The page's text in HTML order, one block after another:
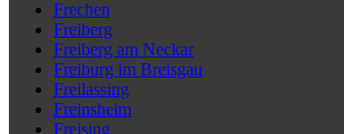
Frechen
Freiberg
Freiberg am Neckar
Freiburg im Breisgau
Freilassing
Freinsheim
Freising